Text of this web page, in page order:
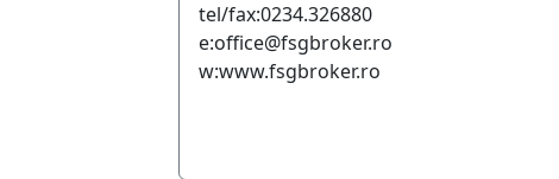
tel/fax:0234.326880
e:office@fsgbroker.ro
w:www.fsgbroker.ro